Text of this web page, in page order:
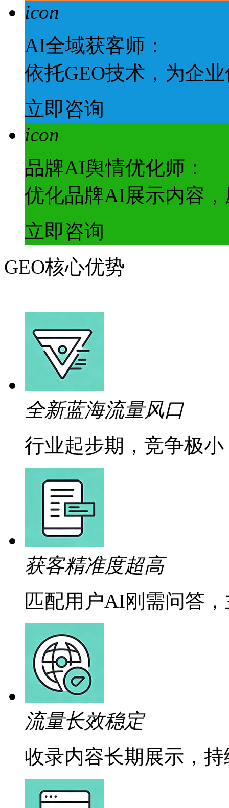
icon
AI全域获客师：
依托GEO技术，为企
立即咨询
icon
品牌AI舆情优化师：
优化品牌AI展示内容
立即咨询
GEO核心优势
全新蓝海流量风口
行业起步期，竞争极
获客精准度超高
匹配用户AI刚需问答
流量长效稳定
收录内容长期展示，